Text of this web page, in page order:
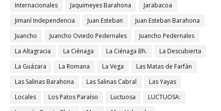
Internacionales
Jaquimeyes Barahona
Jarabacoa
Jimaní Independencia
Juan Esteban
Juan Esteban Barahona
Juancho
Juancho Oviedo Pedernales
Juancho Pedernales
La Altagracia
La Ciénaga La Ciénaga Bh.
La Descubierta
La Guázara
La Romana La Vega
Las Matas de Farfán
Las Salinas Barahona
Las Salinas Cabral
Las Yayas
Locales
Los Patos Paraíso Luctuosa
LUCTUOSA: